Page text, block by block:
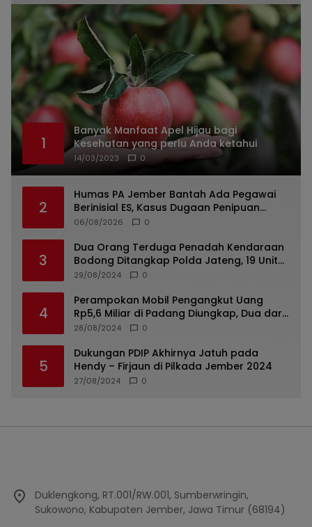
1
Banyak Manfaat Apel Hijau bagi
Kesehatan yang perlu Anda ketahui
14/03/2023 0
2
Humas PA Jember Bantah Ada Pegawai
Berinisial ES, Kasus Dugaan Penipuan
Mencuat
06/08/2026 0
3
Dua Orang Terduga Penadah Kendaraan
Bodong Ditangkap Polda Jateng, 19 Unit
Roda Empat Diamankan
29/08/2024 0
4
Perampokan Mobil Pengangkut Uang
Rp5,6 Miliar di Padang Diungkap, Dua dari
Tiga Tersangka Merupakan Oknum Polisi
28/08/2024 0
5
Dukungan PDIP Akhirnya Jatuh pada
Hendy – Firjaun di Pilkada Jember 2024
27/08/2024 0
Duklengkong, RT.001/RW.001, Sumberwringin,
Sukowono, Kabupaten Jember, Jawa Timur (68194)